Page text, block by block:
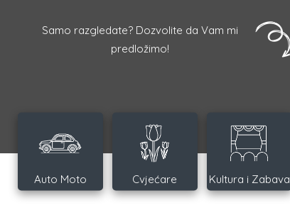
Samo razgledate? Dozvolite da Vam mi
predložimo!
Auto Moto Cvjećare Kultura i Zabava